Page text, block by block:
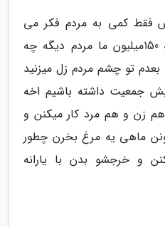
فقط کمی به مردم فکر می
کردید، پراید 7میلیونی شده 150میلیون ما مردم دیگه چه
بعدم تو چشم مردم زل میزنید
جمعیت داشته باشیم اخه
هم زن و هم مرد کار میکنن و
ماهی یه مرغ بخرن چطور
و خرجشو بدن با یارانه